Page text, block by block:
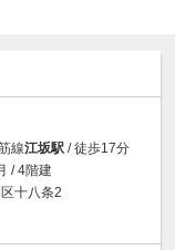
線江坂駅 / 徒歩17分
/ 4階建
十八条2